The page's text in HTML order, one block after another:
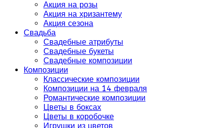
Акция на розы
Акция на хризантему
Акция сезона
Свадьба
Свадебные атрибуты
Свадебные букеты
Свадебные композиции
Композиции
Классические композиции
Композиции на 14 февраля
Романтические композиции
Цветы в боксах
Цветы в коробочке
Игрушки из цветов